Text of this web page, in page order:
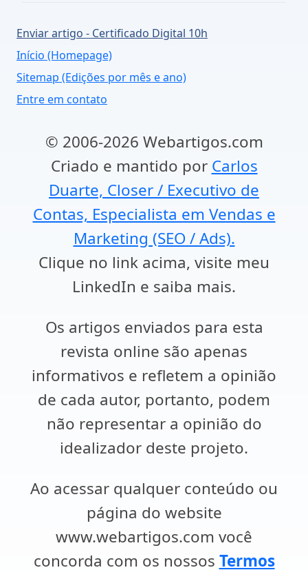
Enviar artigo - Certificado Digital 10h
Início (Homepage)
Sitemap (Edições por mês e ano)
Entre em contato
© 2006-2026 Webartigos.com
Criado e mantido por Carlos
Duarte, Closer / Executivo de
Contas, Especialista em Vendas e
Marketing (SEO / Ads).
Clique no link acima, visite meu
LinkedIn e saiba mais.
Os artigos enviados para esta
revista online são apenas
informativos e refletem a opinião
de cada autor, portanto, podem
não representar a opinião do
idealizador deste projeto.
Ao acessar qualquer conteúdo ou
página do website
www.webartigos.com você
concorda com os nossos Termos